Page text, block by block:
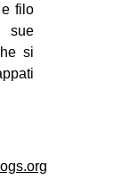
filo
sue
si